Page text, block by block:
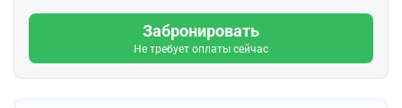
Забронировать
Не требует оплаты сейчас